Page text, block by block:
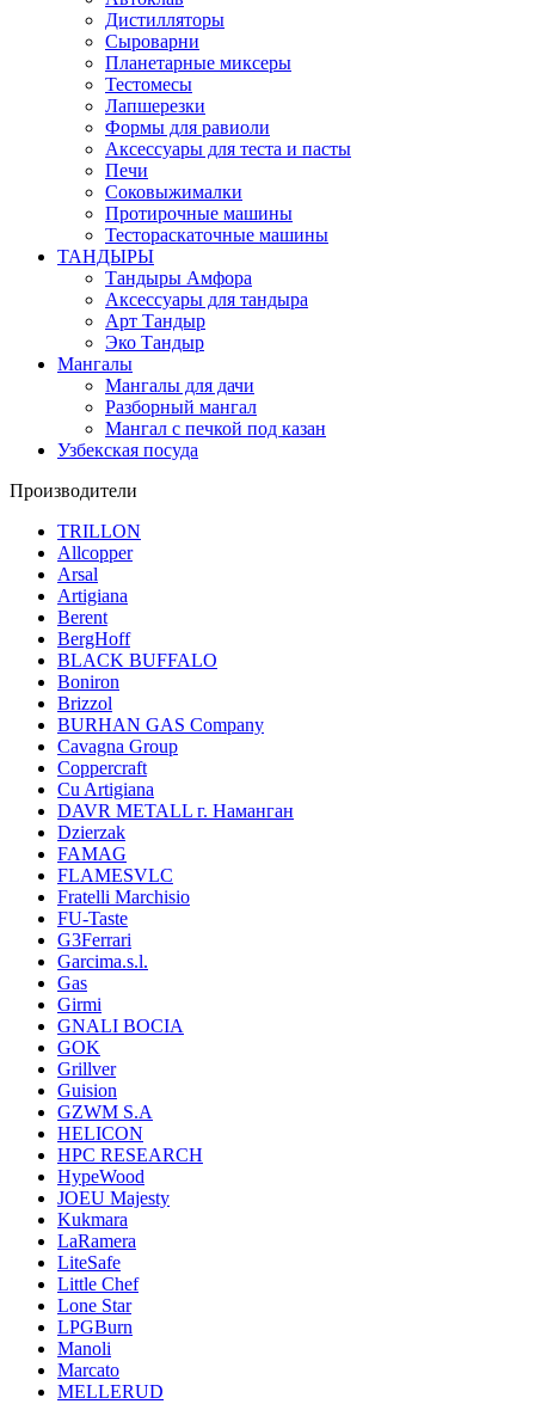
Дистилляторы
Сыроварни
Планетарные миксеры
Тестомесы
Лапшерезки
Формы для равиоли
Аксессуары для теста и пасты
Печи
Соковыжималки
Протирочные машины
Тестораскаточные машины
ТАНДЫРЫ
Тандыры Амфора
Аксессуары для тандыра
Арт Тандыр
Эко Тандыр
Мангалы
Мангалы для дачи
Разборный мангал
Мангал с печкой под казан
Узбекская посуда
Производители
TRILLON
Allcopper
Arsal
Artigiana
Berent
BergHoff
BLACK BUFFALO
Boniron
Brizzol
BURHAN GAS Company
Cavagna Group
Coppercraft
Cu Artigiana
DAVR METALL г. Наманган
Dzierzak
FAMAG
FLAMESVLC
Fratelli Marchisio
FU-Taste
G3Ferrari
Garcima.s.l.
Gas
Girmi
GNALI BOCIA
GOK
Grillver
Guision
GZWM S.A
HELICON
HPC RESEARCH
HypeWood
JOEU Majesty
Kukmara
LaRamera
LiteSafe
Little Chef
Lone Star
LPGBurn
Manoli
Marcato
MELLERUD